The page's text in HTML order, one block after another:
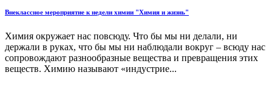
Внеклассное мероприятие к недели химии "Химия и жизнь"
Химия окружает нас повсюду. Что бы мы ни делали, ни
держали в руках, что бы мы ни наблюдали вокруг – всюду нас
сопровождают разнообразные вещества и превращения этих
веществ. Химию называют «индустрие...